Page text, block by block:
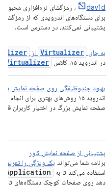
dav1d
پشتیبانی نمی‌کنند، در دسترس است.
به جای Virtualizer از
در اندروید ۱۵، کلاس Virtualizer
بهبود چندوظیفگی روی صفحه نمایش
اندروید ۱۵ روش‌های بهتری برای
صفحه نمایش بزرگ در اختیار کاربران
پشتیبانی از صفحه نمایش کاور
برنامه شما می‌تواند یک ویژگی را تعریف
استفاده می‌کند تا به
Application
دهد روی صفحات کوچک دستگاه‌های